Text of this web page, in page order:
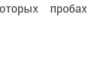
пробах